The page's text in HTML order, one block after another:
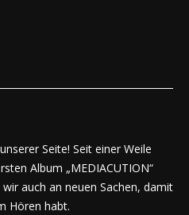
Seite! Seit einer Weile
Album „MEDIACUTION“
auch an neuen Sachen, damit
Hören habt.